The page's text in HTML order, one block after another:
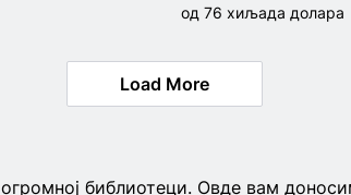
од 76 хиљада долара
Load More
огромној библиотеци. Овде вам